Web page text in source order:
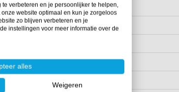
gr/m2)
verbeteren en je persoonlijker te helpen,
website optimaal en kun je zorgeloos
zo blijven verbeteren en je
instellingen voor meer informatie over de
alles
Weigeren